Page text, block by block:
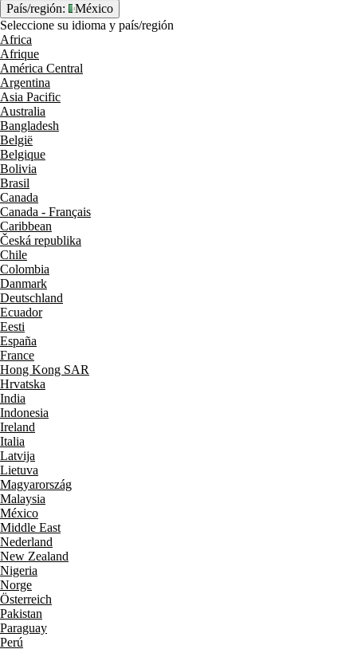
País/región:
México
Seleccione su idioma y país/región
Africa
Afrique
América Central
Argentina
Asia Pacific
Australia
Bangladesh
België
Belgique
Bolivia
Brasil
Canada
Canada - Français
Caribbean
Česká republika
Chile
Colombia
Danmark
Deutschland
Ecuador
Eesti
España
France
Hong Kong SAR
Hrvatska
India
Indonesia
Ireland
Italia
Latvija
Lietuva
Magyarország
Malaysia
México
Middle East
Nederland
New Zealand
Nigeria
Norge
Österreich
Pakistan
Paraguay
Perú